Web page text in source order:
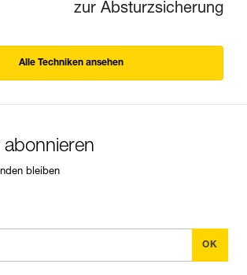
zur Absturzsicherung
Alle Techniken ansehen
bleiben